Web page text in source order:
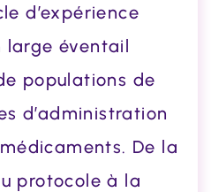
d’expérience
large éventail
populations de
d’administration
De la
protocole à la